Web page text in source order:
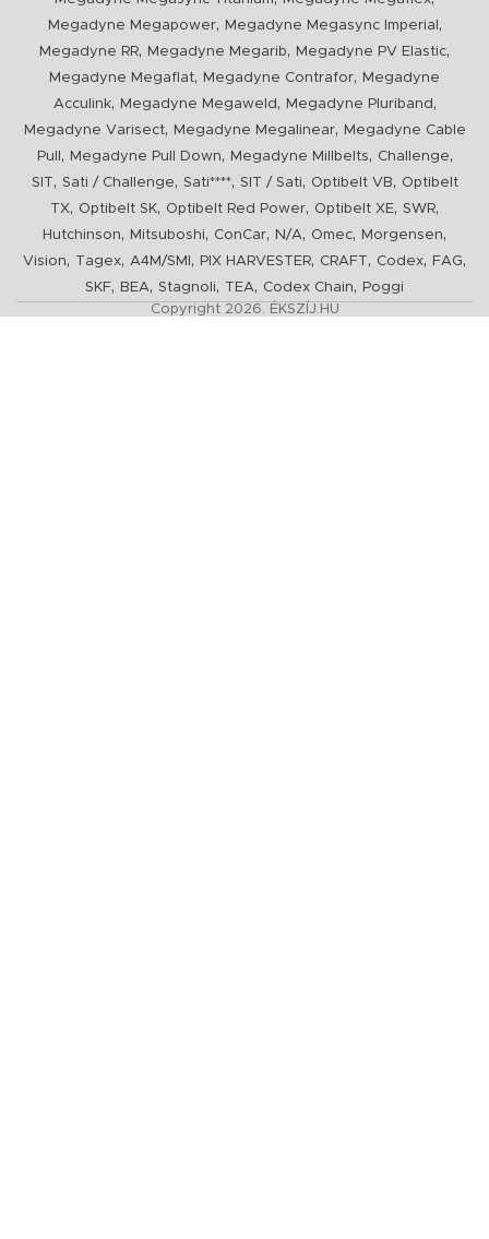
Megadyne Megapower, Megadyne Megasync Imperial ,
Megadyne RR, Megadyne Megarib, Megadyne PV Elastic,
Megadyne Megaflat, Megadyne Contrafor,
Megadyne
Acculink, Megadyne Megaweld , Megadyne Pluriband ,
Megadyne Varisect, Megadyne Megalinear,
Megadyne Cable
Pull
, Megadyne Pull Down, Megadyne Millbelts, Challenge,
SIT , Sati / Challenge, Sati****, SIT / Sati, Optibelt VB, Optibelt
TX, Optibelt SK, Optibelt Red Power, Optibelt XE, SWR,
Hutchinson, Mitsuboshi, ConCar, N/A, Omec, Morgensen,
Vision, Tagex, A4M/SMI , PIX HARVESTER, CRAFT , Codex, FAG,
SKF, BEA, Stagnoli, TEA, Codex Chain,
Poggi
Copyright 2026. ÉKSZÍJ.HU